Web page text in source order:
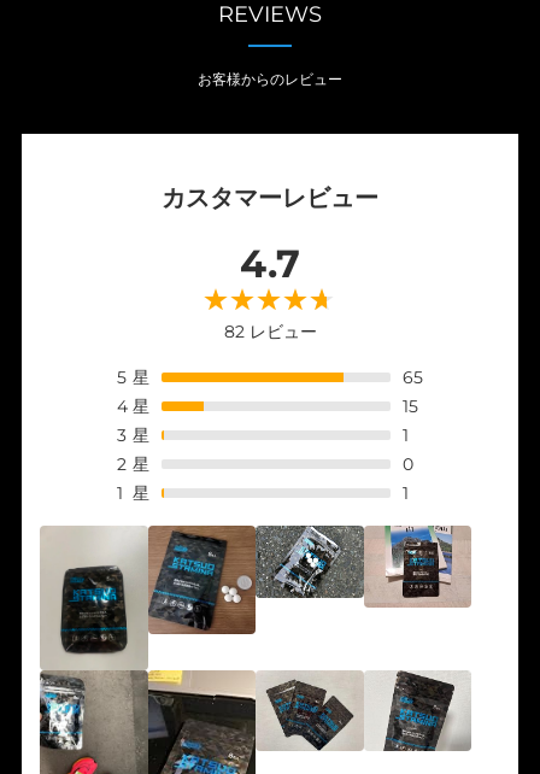
REVIEWS
お客様からのレビュー
カスタマーレビュー
4.7
82 レビュー
5 星
65
4星
15
3 星
1
2 星
0
1 星 1